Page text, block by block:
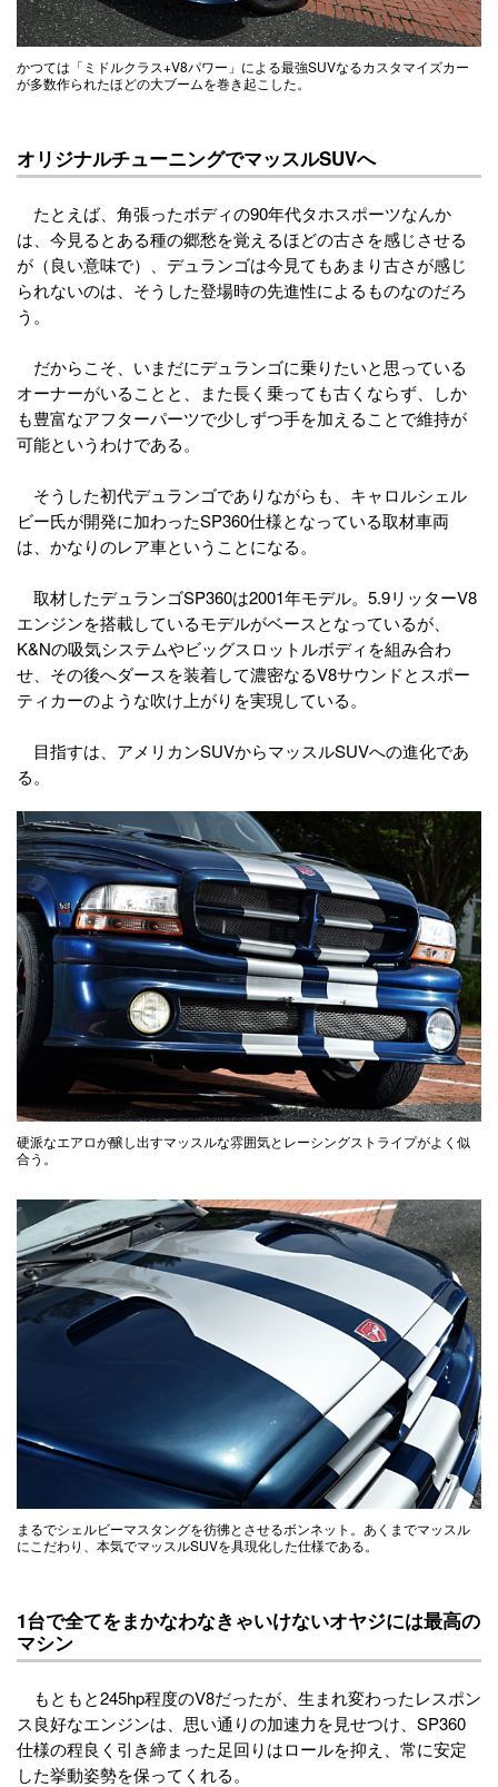
かつては「ミドルクラス+V8パワー」による最強SUVなるカスタマイズカー
が多数作られたほどの大ブームを巻き起こした。
オリジナルチューニングでマッスルSUVへ
たとえば、角張ったボディの90年代タホスポーツなんか
は、今見るとある種の郷愁を覚えるほどの古さを感じさせる
が（良い意味で）、デュランゴは今見てもあまり古さが感じ
られないのは、そうした登場時の先進性によるものなのだろ
う。
だからこそ、いまだにデュランゴに乗りたいと思っている
オーナーがいることと、また長く乗っても古くならず、しか
も豊富なアフターパーツで少しずつ手を加えることで維持が
可能というわけである。
そうした初代デュランゴでありながらも、キャロルシェル
ビー氏が開発に加わったSP360仕様となっている取材車両
は、かなりのレア車ということになる。
取材したデュランゴSP360は2001年モデル。5.9リッターV8
エンジンを搭載しているモデルがベースとなっているが、
K&Nの吸気システムやビッグスロットルボディを組み合わ
せ、その後へダースを装着して濃密なるV8サウンドとスポー
ティカーのような吹け上がりを実現している。
目指すは、アメリカンSUVからマッスルSUVへの進化であ
る。
硬派なエアロが醸し出すマッスルな雰囲気とレーシングストライプがよく似
合う。
まるでシェルビーマスタングを彷彿とさせるボンネット。あくまでマッスル
にこだわり、本気でマッスルSUVを具現化した仕様である。
1台で全てをまかなわなきゃいけないオヤジには最高の
マシン
もともと245hp程度のV8だったが、生まれ変わったレスポン
ス良好なエンジンは、思い通りの加速力を見せつけ、SP360
仕様の程良く引き締まった足回りはロールを抑え、常に安定
した挙動姿勢を保ってくれる。